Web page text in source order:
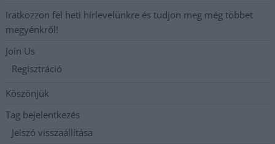
Iratkozzon fel heti hírlevelünkre és tudjon meg még többet
megyénkről!
Join Us
Regisztráció
Köszönjük
Tag bejelentkezés
Jelszó visszaállítása